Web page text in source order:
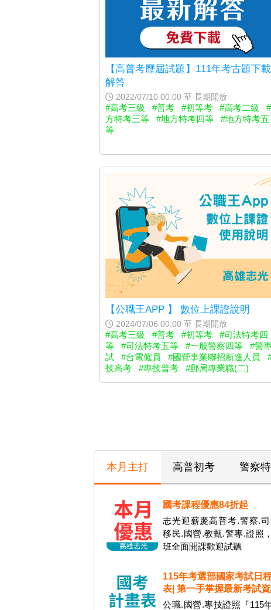
【高普考歷屆試題】111年考古題下載
解答
2022/07/10 00:00 至 長期開放
#高考三級 #普考 #初等考 #高考二級
方特考三等
#地方特考四等
#地方特考五
等
【公職王APP 】 數位上課證說明
2024/07/06 00:00 至 長期開放
#高考三級 #普考 #初等考
#司法特考四
等
#司法特考五等 #一般警察四等
#警
試
#台電僱員 #國營事業聯招新進人員
技高考
#專技普考 #郵局專業職(二)
本月主打 高普初考 警察
國考課程優惠84折起
志光迎薪慶高普考.警察.
移民.國營.教甄.警專.證照
班全面開課歡迎試聽
115年考選部國家考試日
表| 第一手掌握最新考試
公職.國營.專技證照『115